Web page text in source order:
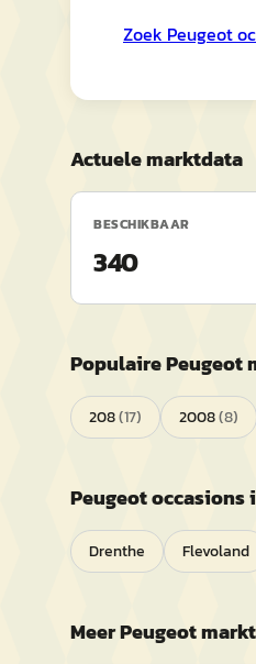
Zoek Peugeot
Actuele marktdata
BESCHIKBAAR
340
PopulairePeugeot
208(17) 2008(8)
Peugeotoccasions
Drenthe Flevoland
MeerPeugeot